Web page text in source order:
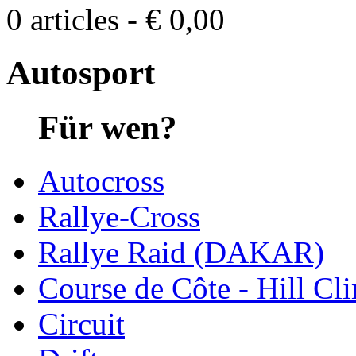
0 articles - € 0,00
Autosport
Für wen?
Autocross
Rallye-Cross
Rallye Raid (DAKAR)
Course de Côte - Hill
Circuit